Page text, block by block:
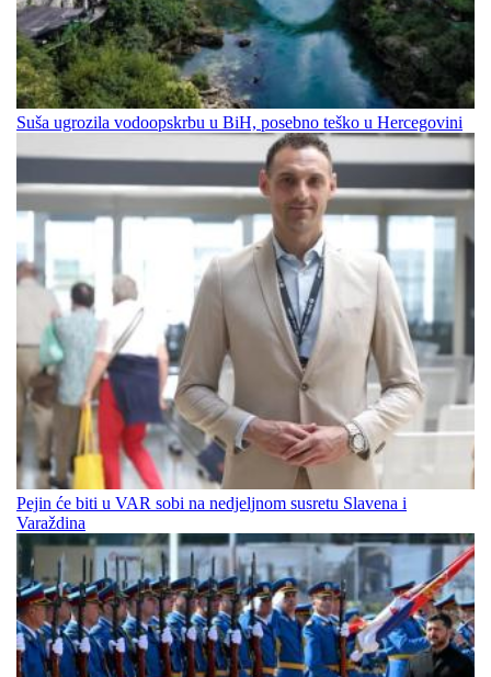
Suša ugrozila vodoopskrbu u BiH, posebno teško u Hercegovini
Pejin će biti u VAR sobi na nedjeljnom susretu Slavena i
Varaždina